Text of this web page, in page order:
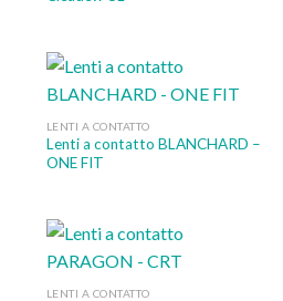
LENTI A CONTATTO
Lenti a contatto BLANCHARD –
ONE FIT
LENTI A CONTATTO